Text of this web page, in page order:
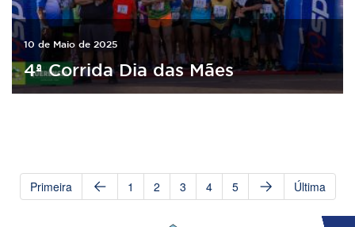
10 de Maio de 2025
4ª Corrida Dia das Mães
Primeira 1 2 3 4 5 Última